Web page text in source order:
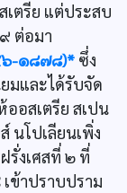
ตรีย แต่ประสบ
ต่อมา
๖-๑๘๗๘)* ซึ่ง
มและได้รับจัด
ออสเตรีย สเปน
นโปเลียนเพิ่ง
รั่งเศสที่ ๒ ที่
ข้าปราบปราม